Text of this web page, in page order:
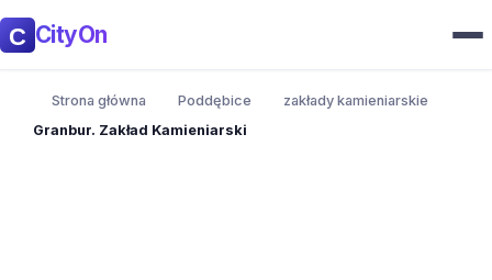
CityOn
Strona główna Poddębice
zakłady kamieniarskie
Granbur. Zakład Kamieniarski